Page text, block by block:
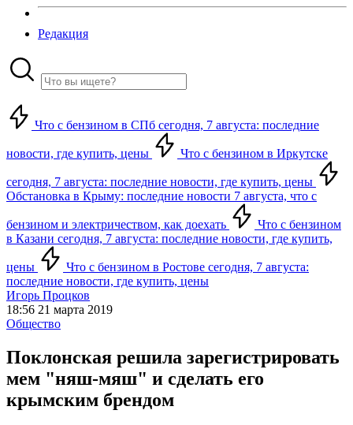
Редакция
Что с бензином в СПб сегодня, 7 августа: последние
новости, где купить, цены Что с бензином в Иркутске
сегодня, 7 августа: последние новости, где купить, цены
Обстановка в Крыму: последние новости 7 августа, что с
бензином и электричеством, как доехать
Что с бензином
в Казани сегодня, 7 августа: последние новости, где купить,
цены
Что с бензином в Ростове сегодня, 7 августа:
последние новости, где купить, цены
Игорь Процков
18:56 21 марта 2019
Общество
Поклонская решила зарегистрировать
мем "няш-мяш" и сделать его
крымским брендом